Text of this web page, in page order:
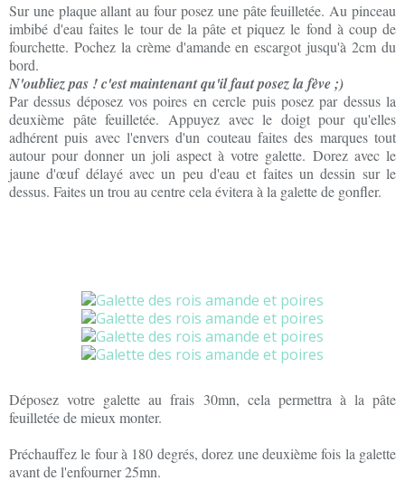
Sur une plaque allant au four posez une pâte feuilletée. Au pinceau
imbibé d'eau faites le tour de la pâte et piquez le fond à coup de
fourchette. Pochez la crème d'amande en escargot jusqu'à 2cm du
bord.
N'oubliez pas ! c'est maintenant qu'il faut posez la fève ;)
Par dessus déposez vos poires en cercle puis posez par dessus la
deuxième pâte feuilletée. Appuyez avec le doigt pour qu'elles
adhérent puis avec l'envers d'un couteau faites des marques tout
autour pour donner un joli aspect à votre galette. Dorez avec le
jaune d'œuf délayé avec un peu d'eau et faites un dessin sur le
dessus. Faites un trou au centre cela évitera à la galette de gonfler.
Déposez votre galette au frais 30mn, cela permettra à la pâte
feuilletée de mieux monter.
Préchauffez le four à 180 degrés, dorez une deuxième fois la galette
avant de l'enfourner 25mn.